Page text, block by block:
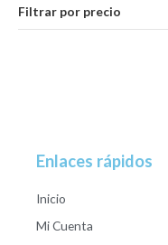
Filtrar por precio
Enlaces rápidos
Inicio
Mi Cuenta